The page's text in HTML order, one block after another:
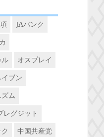
JAバンク
ル
オスプレイ
ブン
ム
レグジット
中国共産党